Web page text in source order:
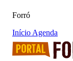
Forró
Início Agenda